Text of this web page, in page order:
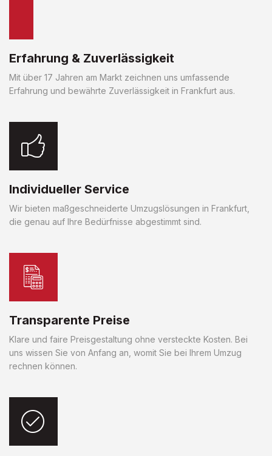
Erfahrung & Zuverlässigkeit
Mit über 17 Jahren am Markt zeichnen uns umfassende
Erfahrung und bewährte Zuverlässigkeit in Frankfurt aus.
Individueller Service
Wir bieten maßgeschneiderte Umzugslösungen in Frankfurt,
die genau auf Ihre Bedürfnisse abgestimmt sind.
Transparente Preise
Klare und faire Preisgestaltung ohne versteckte Kosten. Bei
uns wissen Sie von Anfang an, womit Sie bei Ihrem Umzug
rechnen können.